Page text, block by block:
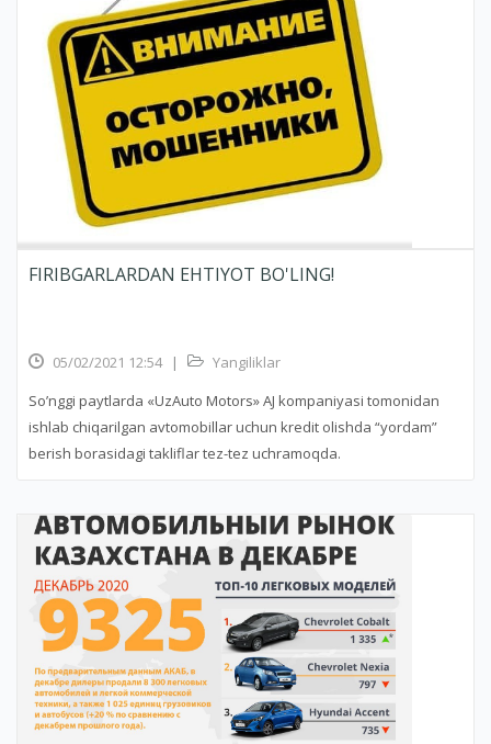
FIRIBGARLARDAN EHTIYOT BO'LING!
05/02/2021 12:54 |
Yangiliklar
So’nggi paytlarda «UzAuto Motors» AJ kompaniyasi tomonidan
ishlab chiqarilgan avtomobillar uchun kredit olishda “yordam”
berish borasidagi takliflar tez-tez uchramoqda.